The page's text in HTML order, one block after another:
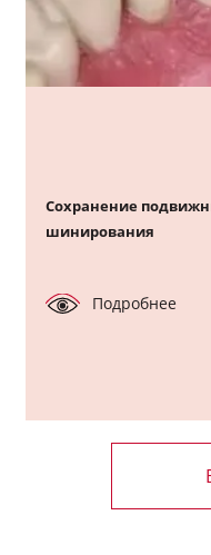
Сохранение
шинирования
Подробнее